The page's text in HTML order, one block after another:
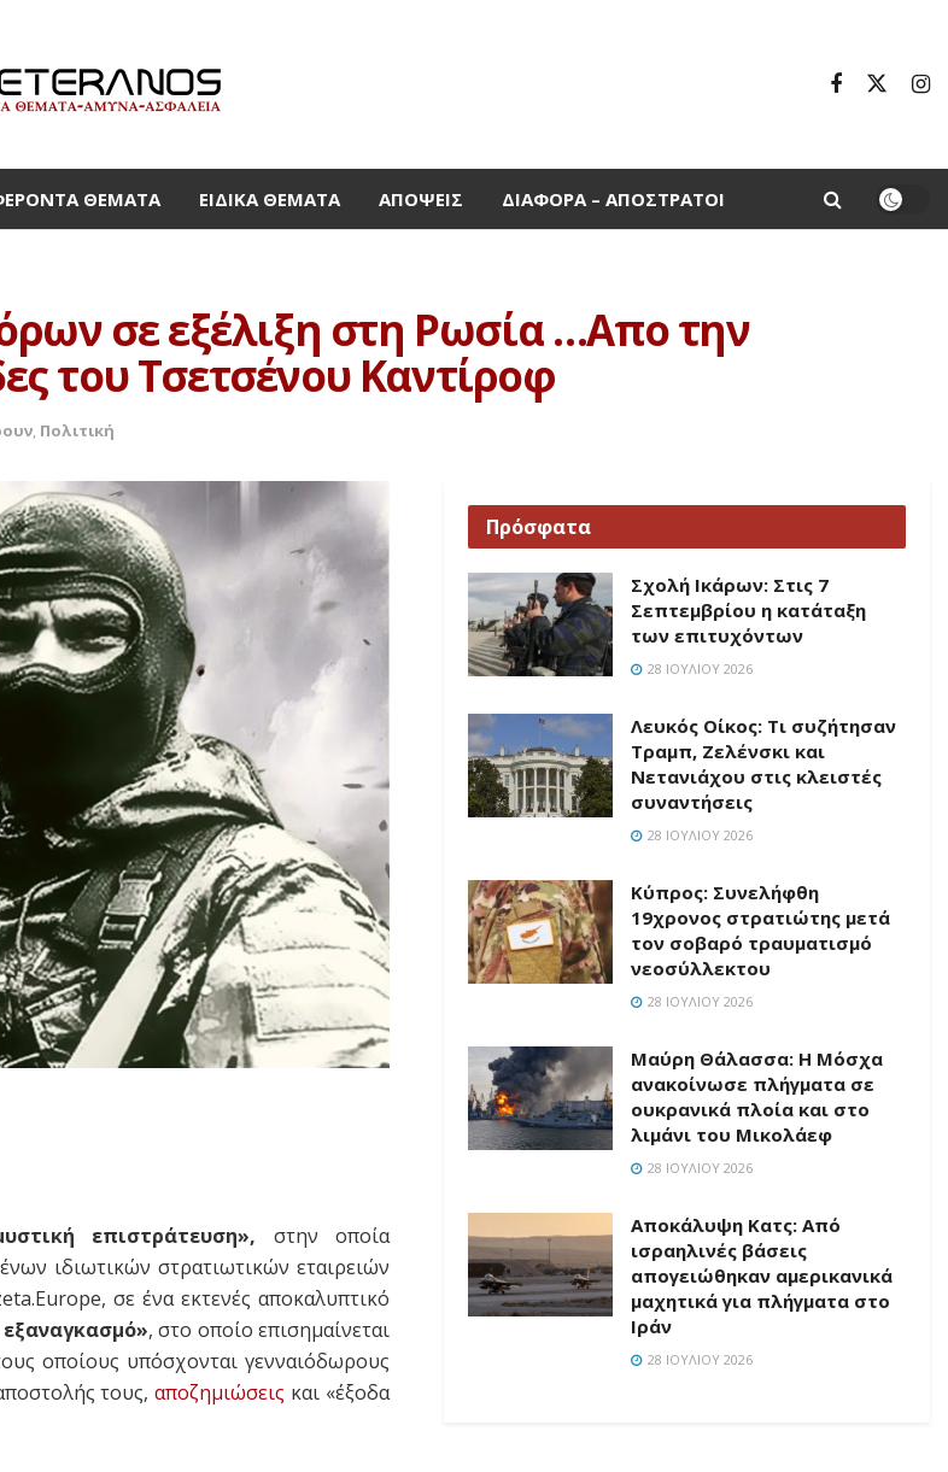
ΘΈΜΑΤΑ ΕΙΔΙΚΆ ΘΈΜΑΤΑ ΑΠΌΨΕΙΣ ΔΙΆΦΟΡΑ – ΑΠΌΣΤΡΑΤΟΙ
σε εξέλιξη στη Ρωσία …Απο την
του Τσετσένου Καντίροφ
, Πολιτική
επιστράτευση», στην οποία
ιδιωτικών στρατιωτικών εταιρειών
σε ένα εκτενές αποκαλυπτικό
, στο οποίο επισημαίνεται
οποίους υπόσχονται γενναιόδωρους
τους,αποζημιώσεις και «έξοδα
Πρόσφατα
Σχολή Ικάρων: Στις 7
Σεπτεμβρίου η κατάταξη
των επιτυχόντων
28 ΙΟΥΛΊΟΥ 2026
Λευκός Οίκος: Τι συζήτησαν
Τραμπ, Ζελένσκι και
Νετανιάχου στις κλειστές
συναντήσεις
28 ΙΟΥΛΊΟΥ 2026
Κύπρος: Συνελήφθη
19χρονος στρατιώτης μετά
τον σοβαρό τραυματισμό
νεοσύλλεκτου
28 ΙΟΥΛΊΟΥ 2026
Μαύρη Θάλασσα: Η Μόσχα
ανακοίνωσε πλήγματα σε
ουκρανικά πλοία και στο
λιμάνι του Μικολάεφ
28 ΙΟΥΛΊΟΥ 2026
Αποκάλυψη Κατς: Από
ισραηλινές βάσεις
απογειώθηκαν αμερικανικά
μαχητικά για πλήγματα στο
Ιράν
28 ΙΟΥΛΊΟΥ 2026